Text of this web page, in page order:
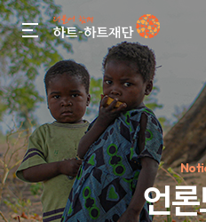
gnb menu open
인기 키워드
#정기후원#하트플레이스#
언